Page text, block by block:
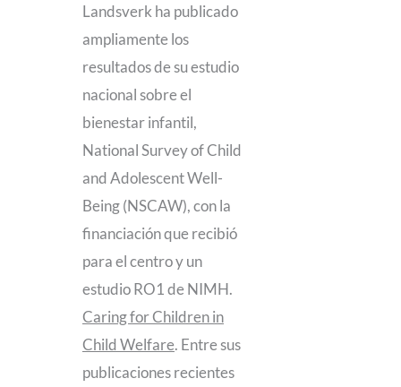
Landsverk ha publicado
ampliamente los
resultados de su estudio
nacional sobre el
bienestar infantil,
National Survey of Child
and Adolescent Well-
Being (NSCAW), con la
financiación que recibió
para el centro y un
estudio RO1 de NIMH.
Caring for Children in
Child Welfare. Entre sus
publicaciones recientes